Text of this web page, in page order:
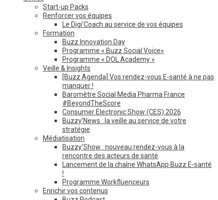
Start-up Packs
Renforcer vos équipes
Le Digi’Coach au service de vos équipes
Formation
Buzz Innovation Day
Programme « Buzz Social Voice»
Programme « DOL Academy »
Veille & Insights
[Buzz Agenda] Vos rendez-vous E-santé à ne pas
manquer !
Baromètre Social Media Pharma France
#BeyondTheScore
Consumer Electronic Show (CES) 2026
Buzzy’News : la veille au service de votre
stratégie
Médiatisation
Buzzy’Show : nouveau rendez-vous à la
rencontre des acteurs de santé
Lancement de la chaîne WhatsApp Buzz E-santé
!
Programme Workfluenceurs
Enrichir vos contenus